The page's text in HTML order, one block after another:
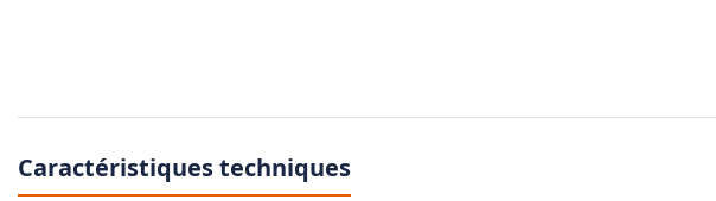
Caractéristiques techniques